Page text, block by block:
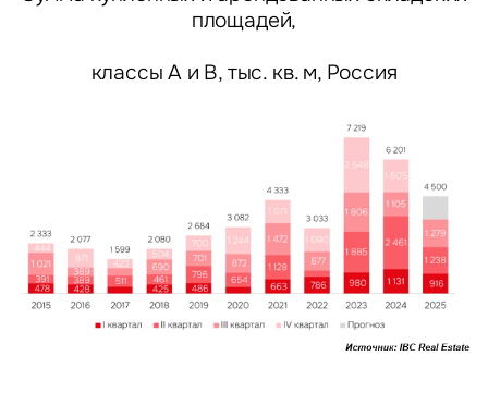
площадей,
классы А и В, тыс. кв. м, Россия